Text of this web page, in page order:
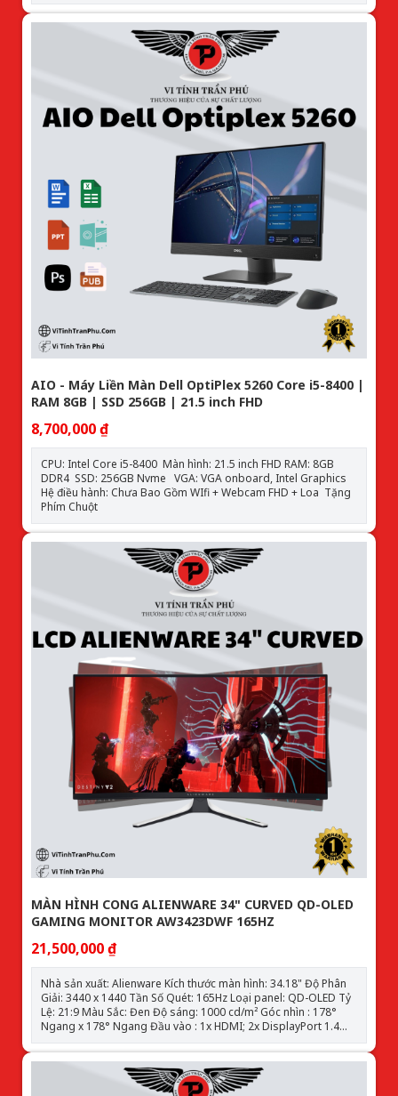
OS Windows 11 Home SL
AIO - Máy Liền Màn Dell OptiPlex 5260 Core i5-8400 |
RAM 8GB | SSD 256GB | 21.5 inch FHD
8,700,000 ₫
CPU: Intel Core i5-8400 Màn hình: 21.5 inch FHD RAM: 8GB
DDR4 SSD: 256GB Nvme VGA: VGA onboard, Intel Graphics
Hệ điều hành: Chưa Bao Gồm WIfi + Webcam FHD + Loa Tặng
Phím Chuột
MÀN HÌNH CONG ALIENWARE 34" CURVED QD-OLED
GAMING MONITOR AW3423DWF 165HZ
21,500,000 ₫
Nhà sản xuất: Alienware Kích thước màn hình: 34.18" Độ Phân
Giải: 3440 x 1440 Tần Số Quét: 165Hz Loại panel: QD-OLED Tỷ
Lệ: 21:9 Màu Sắc: Đen Độ sáng: 1000 cd/m² Góc nhìn : 178°
Ngang x 178° Ngang Đầu vào : 1x HDMI; 2x DisplayPort 1.4
Bậc HDR: HDR 400 Bán kính cong : 1800R